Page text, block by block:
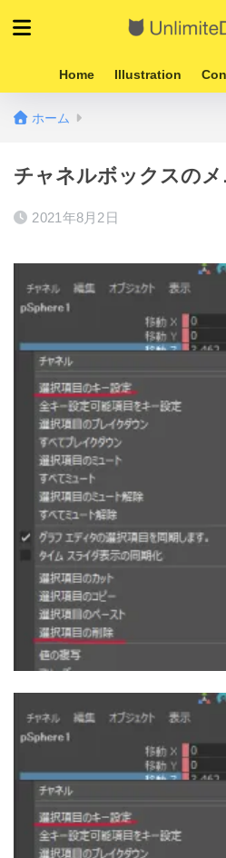
Home Illustration
ホーム
チャネルボックスの
2021年8月2日